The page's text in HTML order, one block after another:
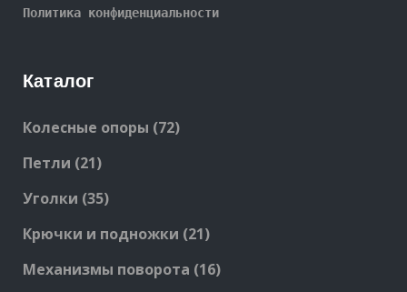
Политика конфиденциальности
Каталог
Колесные опоры 7272
Петли 2121
Уголки 3535
Крючки и подножки 2121
Механизмы поворота 1616